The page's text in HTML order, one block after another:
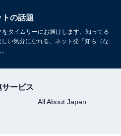
トの話題
タイムリーにお届けします。知ってる
い気分になれる、ネット発「知ら（な
サービス
All About Japan